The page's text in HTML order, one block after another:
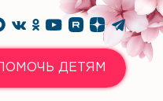
ПОМОЧЬ ДЕТЯМ